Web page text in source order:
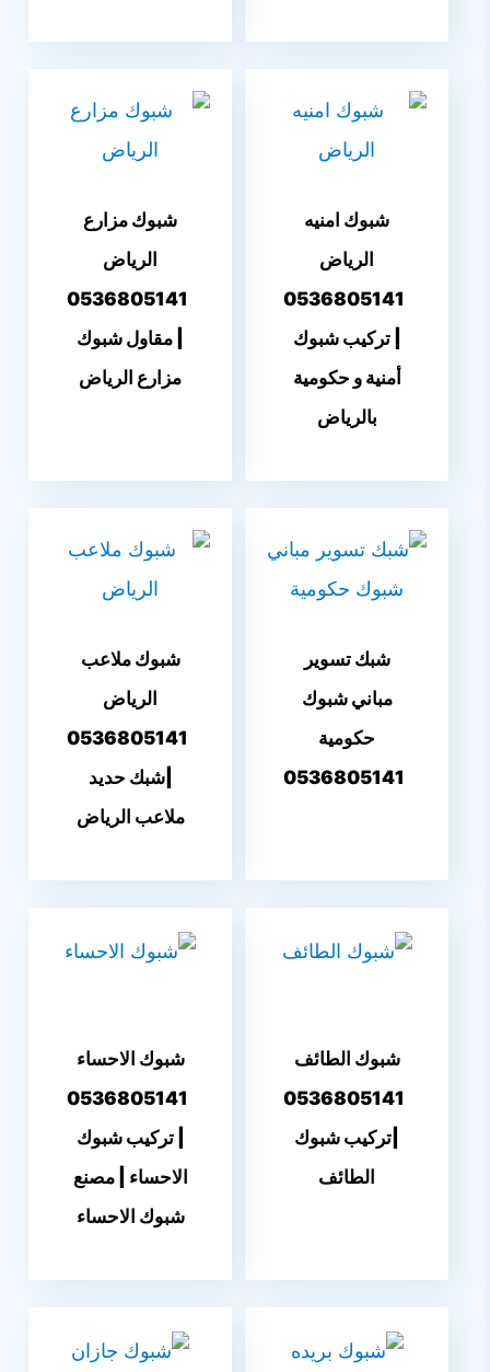
شبوك امنيه
الرياض
0536805141
| تركيب شبوك
أمنية و حكومية
بالرياض
شبوك مزارع
الرياض
0536805141
| مقاول شبوك
مزارع الرياض
شبك تسوير
مباني شبوك
حكومية
0536805141
شبوك ملاعب
الرياض
0536805141
|شبك حديد
ملاعب الرياض
شبوك الطائف
0536805141
|تركيب شبوك
الطائف
شبوك الاحساء
0536805141
| تركيب شبوك
الاحساء | مصنع
شبوك الاحساء